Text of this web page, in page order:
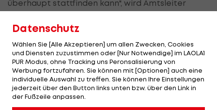
überhaupt stattfinden kann", wird Amtsleiter
Bezirkshauptmannschaft Pongau fehle eine
Sektorentrennung, der Platz sei beengt, und es
seien wohl mehr Tickets verkauft worden, als
Zuschauer Platz hätten.
Am 21. Juli soll die Sportanlage erneut überprüft
werden, schon vier Tage zuvor muss ein
Datenschutz
Wählen Sie [Alle Akzeptieren] um allen Zwecken, Cookies
und Diensten zuzustimmen oder [Nur Notwendige] im LAOLA1
PUR Modus, ohne Tracking uns Peronsalisierung von
Werbung fortzufahren. Sie können mit [Optionen] auch eine
individuelle Auswahl zu treffen. Sie können Ihre Einstellungen
jederzeit über den Button links unten bzw. über den Link in
der Fußzeile anpassen.